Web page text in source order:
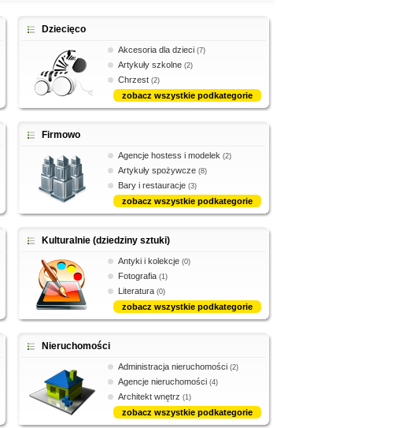
Dziecięco
Akcesoria dla dzieci (7)
Artykuły szkolne (2)
Chrzest (2)
zobacz wszystkie podkategorie
Firmowo
Agencje hostess i modelek (2)
Artykuły spożywcze (8)
Bary i restauracje (3)
zobacz wszystkie podkategorie
Kulturalnie (dziedziny sztuki)
Antyki i kolekcje (0)
Fotografia (1)
Literatura (0)
zobacz wszystkie podkategorie
Nieruchomości
Administracja nieruchomości (2)
Agencje nieruchomości (4)
Architekt wnętrz (1)
zobacz wszystkie podkategorie